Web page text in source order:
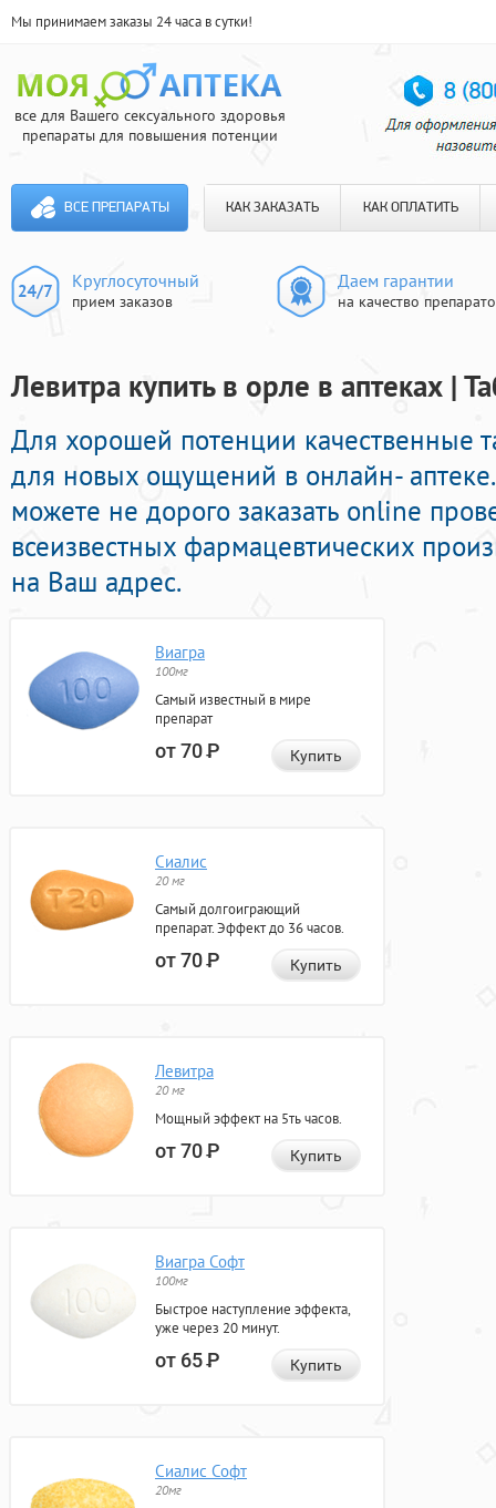
Мы принимаем заказы 24 часа в сутки!
все для Вашего сексуального здоровья
препараты для повышения потенции
ВСЕ ПРЕПАРАТЫ КАК ЗАКАЗАТЬ КАК ОПЛАТИТЬ
Круглосуточный
прием заказов
Даем гарантии
на качество
Левитра купить в орле в аптеках |
Для хорошей потенции качественные
для новых ощущений в онлайн-
можете не дорого заказать online
всеизвестных фармацевтических
на Ваш адрес.
Виагра
100мг
Самый известный в мире
препарат
от 70Р Купить
Сиалис
20 мг
Самый долгоиграющий
препарат. Эффект до 36 часов.
от 70Р Купить
Левитра
20 мг
Мощный эффект на 5ть часов.
от 70Р Купить
Виагра Софт
100мг
Быстрое наступление эффекта,
уже через 20 минут.
от 65Р Купить
Сиалис Софт
20мг